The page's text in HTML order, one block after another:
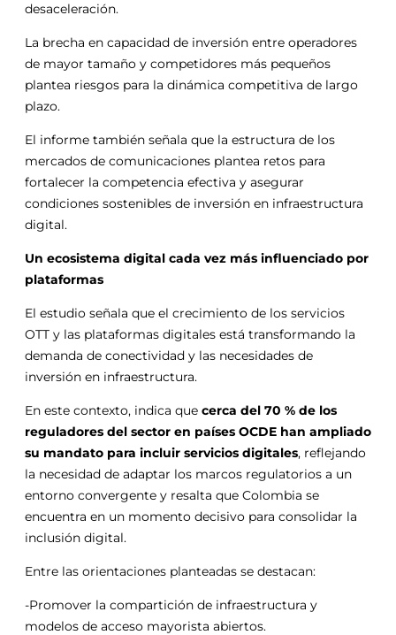
desaceleración.
La brecha en capacidad de inversión entre operadores
de mayor tamaño y competidores más pequeños
plantea riesgos para la dinámica competitiva de largo
plazo.
El informe también señala que la estructura de los
mercados de comunicaciones plantea retos para
fortalecer la competencia efectiva y asegurar
condiciones sostenibles de inversión en infraestructura
digital.
Un ecosistema digital cada vez más influenciado por
plataformas
El estudio señala que el crecimiento de los servicios
OTT y las plataformas digitales está transformando la
demanda de conectividad y las necesidades de
inversión en infraestructura.
En este contexto, indica que cerca del 70 % de los
reguladores del sector en países OCDE han ampliado
su mandato para incluir servicios digitales, reflejando
la necesidad de adaptar los marcos regulatorios a un
entorno convergente y resalta que Colombia se
encuentra en un momento decisivo para consolidar la
inclusión digital.
Entre las orientaciones planteadas se destacan:
-Promover la compartición de infraestructura y
modelos de acceso mayorista abiertos.